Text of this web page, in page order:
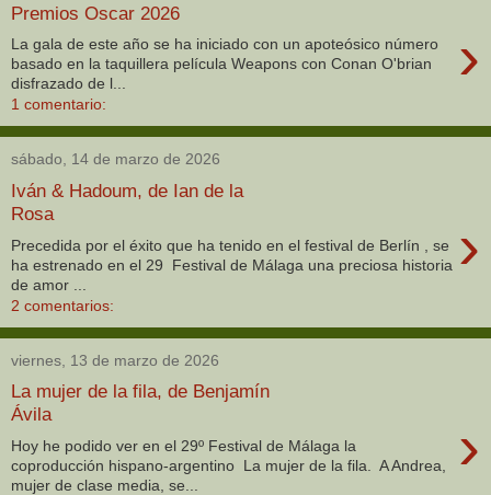
Premios Oscar 2026
›
La gala de este año se ha iniciado con un apoteósico número
basado en la taquillera película Weapons con Conan O'brian
disfrazado de l...
1 comentario:
sábado, 14 de marzo de 2026
Iván & Hadoum, de Ian de la
Rosa
›
Precedida por el éxito que ha tenido en el festival de Berlín , se
ha estrenado en el 29 Festival de Málaga una preciosa historia
de amor ...
2 comentarios:
viernes, 13 de marzo de 2026
La mujer de la fila, de Benjamín
Ávila
›
Hoy he podido ver en el 29º Festival de Málaga la
coproducción hispano-argentino La mujer de la fila. A Andrea,
mujer de clase media, se...